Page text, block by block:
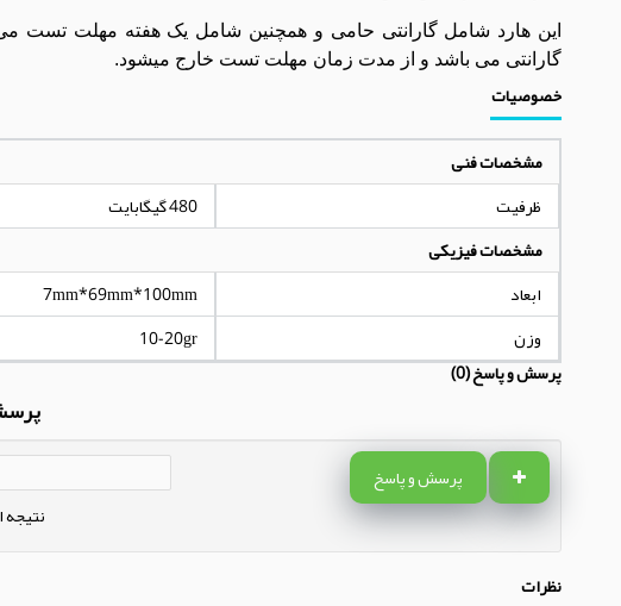
این هارد شامل گارانتی حامی و همچنین شامل یک هفته مهلت
گارانتی می باشد و از مدت زمان مهلت تست خارج میشود.
خصوصیات
مشخصات فنی
ظرفیت
480 گیگابایت
مشخصات فیزیکی
ابعاد
7mm*69mm*100mm
وزن
10-20gr
پرسش و پاسخ (0)
پرسش و پاسخ
نظرات